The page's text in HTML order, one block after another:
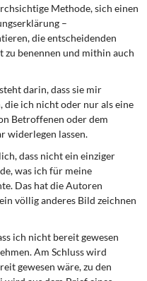
Methode, sich einen
–
die entschei­denden
benennen und mithin auch
darin, dass sie mir
ich nicht oder nur als eine
Be­troffenen oder dem
widerlegen lassen.
dass nicht ein einziger
was ich für meine
Das hat die Autoren
völlig anderes Bild zeichnen
ich nicht bereit gewesen
Am Schluss wird
gewesen wäre, zu den